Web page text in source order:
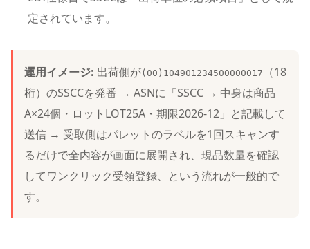
定されています。
運用イメージ: 出荷側が(00)104901234500000017
（18
桁）のSSCCを発番 → ASNに「SSCC → 中身は商品
A×24個・ロットLOT25A・期限2026-12」と記載して
送信 → 受取側はパレットのラベルを1回スキャンす
るだけで全内容が画面に展開され、現品数量を確認
してワンクリック受領登録、という流れが一般的で
す。